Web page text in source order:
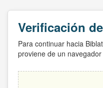
Verificación
Para continuar hacia
proviene de un